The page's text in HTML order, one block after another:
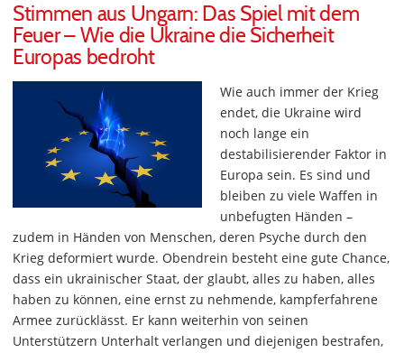
Stimmen aus Ungarn: Das Spiel mit dem
Feuer – Wie die Ukraine die Sicherheit
Europas bedroht
Wie auch immer der Krieg
endet, die Ukraine wird
noch lange ein
destabilisierender Faktor in
Europa sein. Es sind und
bleiben zu viele Waffen in
unbefugten Händen –
zudem in Händen von Menschen, deren Psyche durch den
Krieg deformiert wurde. Obendrein besteht eine gute Chance,
dass ein ukrainischer Staat, der glaubt, alles zu haben, alles
haben zu können, eine ernst zu nehmende, kampferfahrene
Armee zurücklässt. Er kann weiterhin von seinen
Unterstützern Unterhalt verlangen und diejenigen bestrafen,